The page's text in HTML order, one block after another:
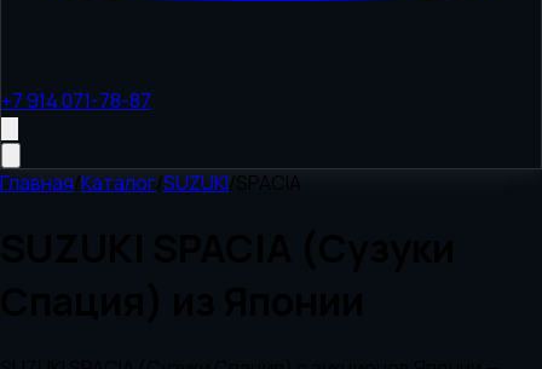
+7 914 071-78-87
Главная/Каталог/SUZUKI/SPACIA